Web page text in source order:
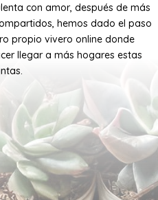
con amor, después de más
hemos dado el paso
propio vivero online donde
llegar a más hogares estas